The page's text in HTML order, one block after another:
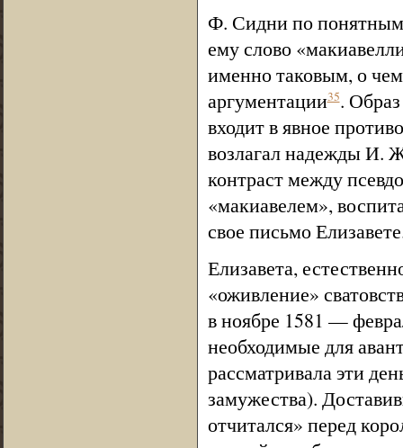
Ф. Сидни по понятным
ему слово
именно таковым, о
аргументации35.
входит в явное
возлагал надежды И.
контраст между
«макиавелем»,
свое письмо
Елизавета,
«оживление»
в ноябре 1581 —
необходимые для
рассматривала эти
замужества).
отчитался» перед